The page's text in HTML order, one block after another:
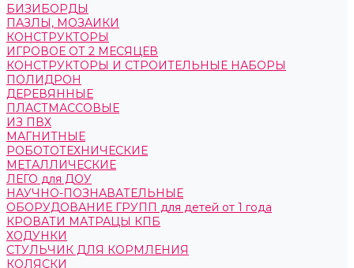
БИЗИБОРДЫ
ПАЗЛЫ, МОЗАИКИ
КОНСТРУКТОРЫ
ИГРОВОЕ ОТ 2 МЕСЯЦЕВ
КОНСТРУКТОРЫ И СТРОИТЕЛЬНЫЕ НАБОРЫ
ПОЛИДРОН
ДЕРЕВЯННЫЕ
ПЛАСТМАССОВЫЕ
ИЗ ПВХ
МАГНИТНЫЕ
РОБОТОТЕХНИЧЕСКИЕ
МЕТАЛЛИЧЕСКИЕ
ЛЕГО для ДОУ
НАУЧНО-ПОЗНАВАТЕЛЬНЫЕ
ОБОРУДОВАНИЕ ГРУПП для детей от 1 года
КРОВАТИ МАТРАЦЫ КПБ
ХОДУНКИ
СТУЛЬЧИК ДЛЯ КОРМЛЕНИЯ
КОЛЯСКИ